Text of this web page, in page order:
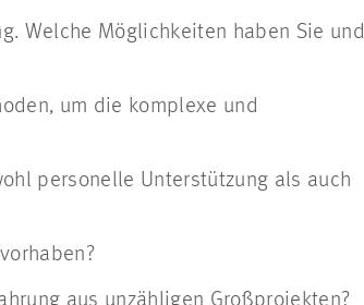
Welche Möglichkeiten haben Sie und
um die komplexe und
personelle Unterstützung als auch
aus unzähligen Großprojekten?